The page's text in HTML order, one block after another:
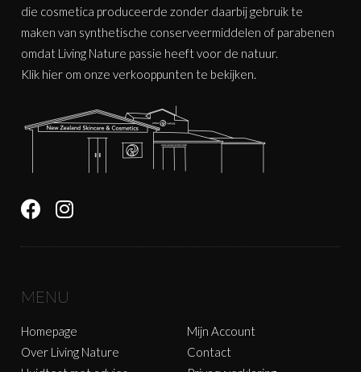
die cosmetica produceerde zonder daarbij gebruik te
maken van synthetische conserveermiddelen of parabenen
omdat Living Nature passie heeft voor de natuur.
Klik hier om onze verkooppunten te bekijken.
MENU
Homepage
Over Living Nature
Mijn Account
Contact